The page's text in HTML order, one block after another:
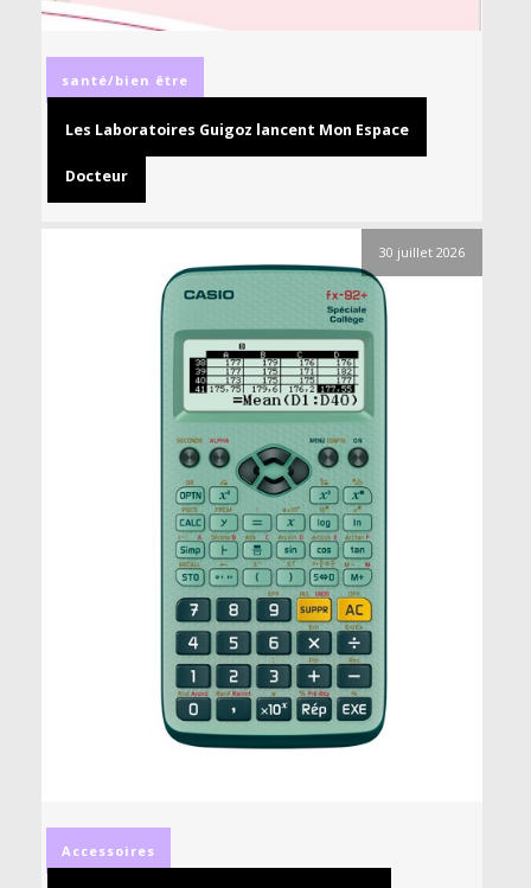
santé/bien être
Les Laboratoires Guigoz lancent Mon Espace
Docteur
30 juillet 2026
Accessoires